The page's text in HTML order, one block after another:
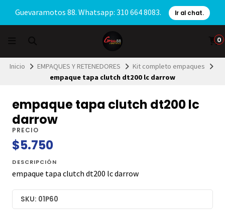
Guevaramotos 88. Whatsapp: 310 664 8083. Ir al chat.
0
Inicio EMPAQUES Y RETENEDORES
Kit completo empaques
empaque tapa clutch dt200 lc darrow
empaque tapa clutch dt200 lc
darrow
PRECIO
$5.750
DESCRIPCIÓN
empaque tapa clutch dt200 lc darrow
SKU: 01P60